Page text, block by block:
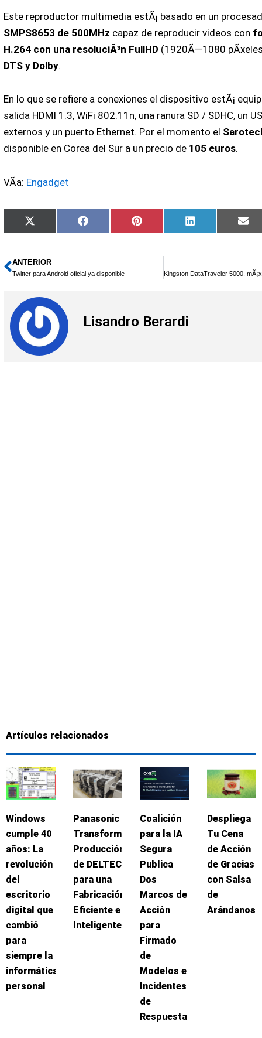
Este reproductor multimedia estÃ¡ basado en un
SMPS8653 de 500MHz capaz de reproducir videos con
H.264 con una resoluciÃ³n FullHD (1920Ã—1080
DTS y Dolby.
En lo que se refiere a conexiones el dispositivo estÃ¡
salida HDMI 1.3, WiFi 802.11n, una ranura SD / SDHC, un
externos y un puerto Ethernet. Por el momento el
disponible en Corea del Sur a un precio de 105 euros.
VÃ­a: Engadget
Compartir
en
X
(Twitter)
Compartir
en
Facebook
Compartir
en
Pinterest
Compartir
en
LinkedIn
en
Ant
ANTERIOR
Twitter para Android oficial ya disponible
Lisandro Berardi
Artículos relacionados
Windows
cumple 40
años: La
revolución
del
escritorio
digital que
cambió
para
siempre la
informática
personal
Panasonic
Transforma
Producción
de DELTEC
para una
Fabricación
Eficiente e
Inteligente
Coalición
para la IA
Segura
Publica
Dos
Marcos de
Acción
para
Firmado
de
Modelos e
Incidentes
de
Respuesta
Despliega
Tu Cena
de Acción
de Gracias
con Salsa
de
Arándanos